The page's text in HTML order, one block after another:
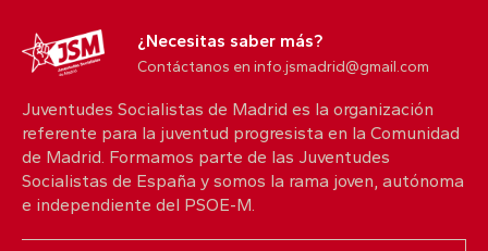
Juventudes Socialistas de Madrid
@jsmadrid
· 25 Jul
Comunicado JSM
Con quien nos protege. Con quienes lo han
¿Necesitas saber más?
Contáctanos en info.jsmadrid@gmail.com
Juventudes Socialistas de Madrid es la organización
referente para la juventud progresista en la Comunidad
de Madrid. Formamos parte de las Juventudes
Socialistas de España y somos la rama joven, autónoma
e independiente del PSOE-M.